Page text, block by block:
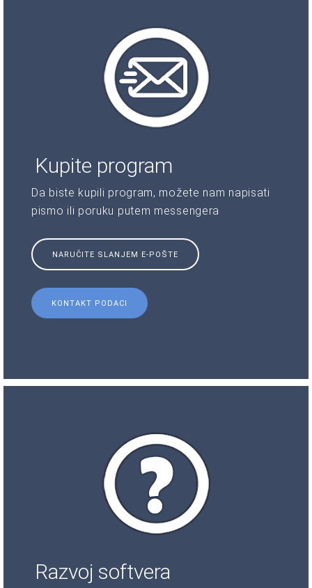
Kupite program
Da biste kupili program, možete nam napisati
pismo ili poruku putem messengera
NARUČITE SLANJEM E-POŠTE
KONTAKT PODACI
Razvoj softvera